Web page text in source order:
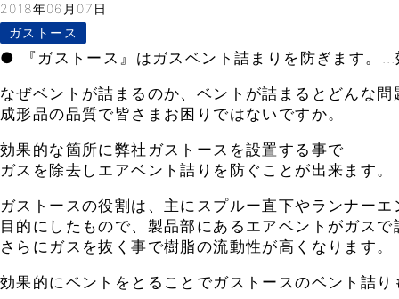
2018年06月07日
ガストース
● 『ガストース』はガスベント詰まりを防ぎます。…
なぜベントが詰まるのか、ベントが詰まるとどんな
成形品の品質で皆さまお困りではないですか。
効果的な箇所に弊社ガストースを設置する事で
ガスを除去しエアベント詰りを防ぐことが出来ます。
ガストースの役割は、主にスプルー直下やランナー
目的にしたもので、製品部にあるエアベントがガス
さらにガスを抜く事で樹脂の流動性が高くなります。
効果的にベントをとることでガストースのベント詰